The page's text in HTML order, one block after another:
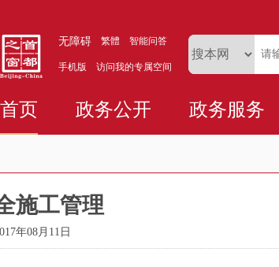
无障碍 繁體 智能问答
手机版 访问我的专属空间
首页 政务公开 政务服务
施工管理
年08月11日